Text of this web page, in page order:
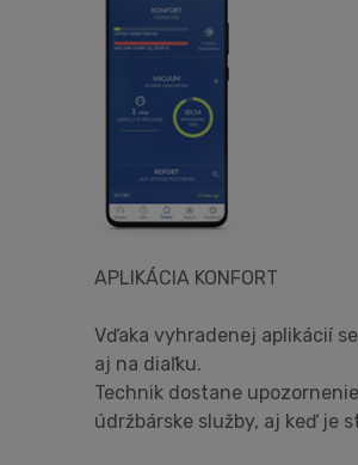
APLIKÁCIA KONFORT
Vďaka vyhradenej aplikácií
aj na diaľku.
Technik dostane
údržbárske služby, aj keď je